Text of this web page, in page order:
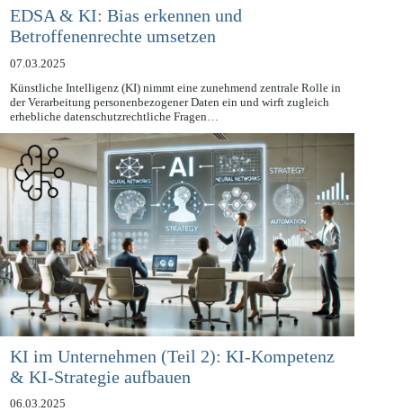
EDSA & KI: Bias erkennen und
Betroffenenrechte umsetzen
07.03.2025
Künstliche Intelligenz (KI) nimmt eine zunehmend zentrale Rolle in
der Verarbeitung personenbezogener Daten ein und wirft zugleich
erhebliche datenschutzrechtliche Fragen…
KI im Unternehmen (Teil 2): KI-Kompetenz
& KI-Strategie aufbauen
06.03.2025